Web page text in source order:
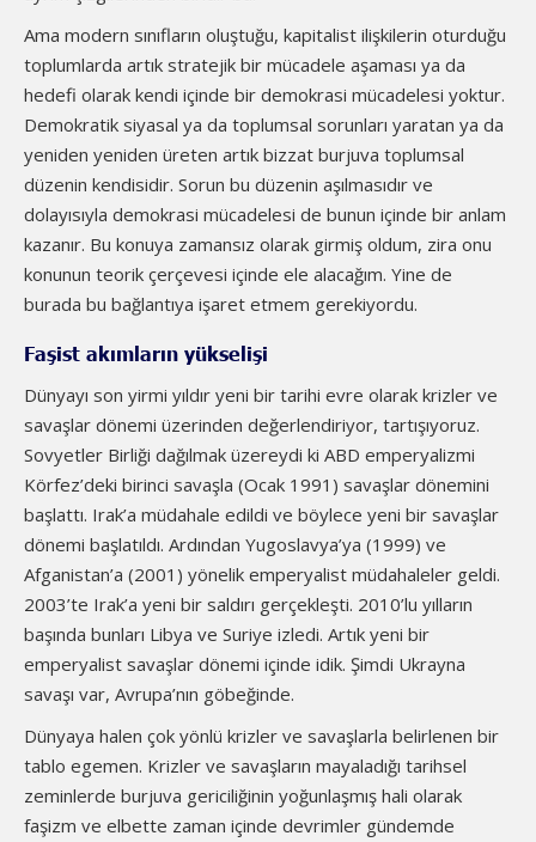
Ama modern sınıfların oluştuğu, kapitalist ilişkilerin oturduğu
toplumlarda artık stratejik bir mücadele aşaması ya da
hedefi olarak kendi içinde bir demokrasi mücadelesi yoktur.
Demokratik siyasal ya da toplumsal sorunları yaratan ya da
yeniden yeniden üreten artık bizzat burjuva toplumsal
düzenin kendisidir. Sorun bu düzenin aşılmasıdır ve
dolayısıyla demokrasi mücadelesi de bunun içinde bir anlam
kazanır. Bu konuya zamansız olarak girmiş oldum, zira onu
konunun teorik çerçevesi içinde ele alacağım. Yine de
burada bu bağlantıya işaret etmem gerekiyordu.
Faşist akımların yükselişi
Dünyayı son yirmi yıldır yeni bir tarihi evre olarak krizler ve
savaşlar dönemi üzerinden değerlendiriyor, tartışıyoruz.
Sovyetler Birliği dağılmak üzereydi ki ABD emperyalizmi
Körfez’deki birinci savaşla (Ocak 1991) savaşlar dönemini
başlattı. Irak’a müdahale edildi ve böylece yeni bir savaşlar
dönemi başlatıldı. Ardından Yugoslavya’ya (1999) ve
Afganistan’a (2001) yönelik emperyalist müdahaleler geldi.
2003’te Irak’a yeni bir saldırı gerçekleşti. 2010’lu yılların
başında bunları Libya ve Suriye izledi. Artık yeni bir
emperyalist savaşlar dönemi içinde idik. Şimdi Ukrayna
savaşı var, Avrupa’nın göbeğinde.
Dünyaya halen çok yönlü krizler ve savaşlarla belirlenen bir
tablo egemen. Krizler ve savaşların mayaladığı tarihsel
zeminlerde burjuva gericiliğinin yoğunlaşmış hali olarak
faşizm ve elbette zaman içinde devrimler gündemde